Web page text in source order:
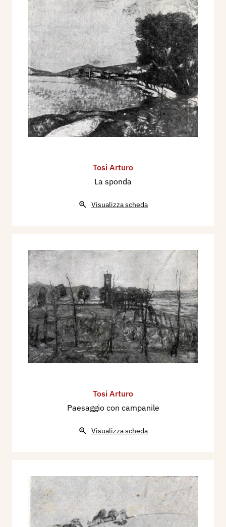
Tosi Arturo
La sponda
Visualizza scheda
Tosi Arturo
Paesaggio con campanile
Visualizza scheda